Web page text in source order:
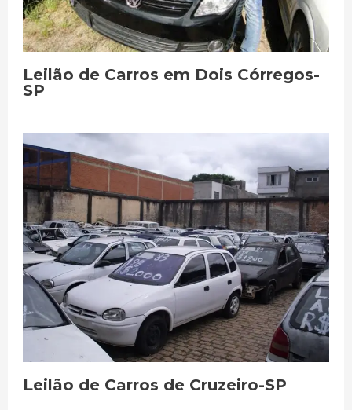
Leilão de Carros em Dois Córregos-
SP
Leilão de Carros de Cruzeiro-SP